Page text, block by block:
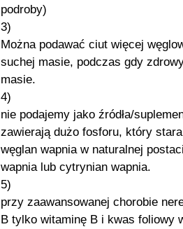
podroby)
3)
Można podawać ciut więcej
suchej masie, podczas gdy
masie.
4)
nie podajemy jako źródła/
zawierają dużo fosforu, który
węglan wapnia w naturalnej
wapnia lub cytrynian wapnia.
5)
przy zaawansowanej chorobie
B tylko witaminę B i kwas foliowy